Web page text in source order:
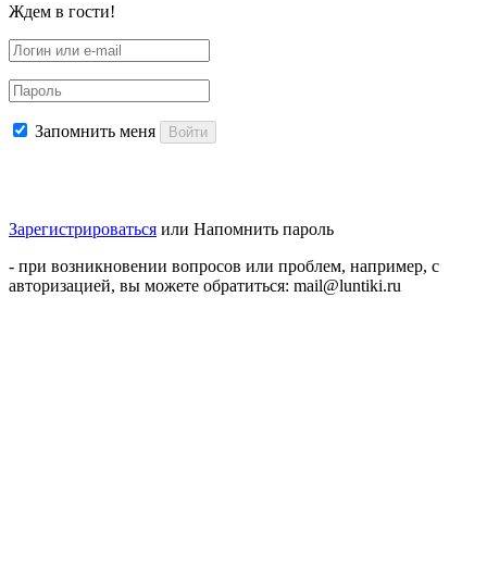
Ждем в гости!
Запомнить меня Войти
Зарегистрироваться или Напомнить пароль
- при возникновении вопросов или проблем, например, с
авторизацией, вы можете обратиться: mail@luntiki.ru